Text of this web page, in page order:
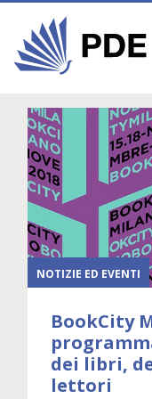
NOTIZIE ED EVENTI
BookCity
dei libri,
lettori